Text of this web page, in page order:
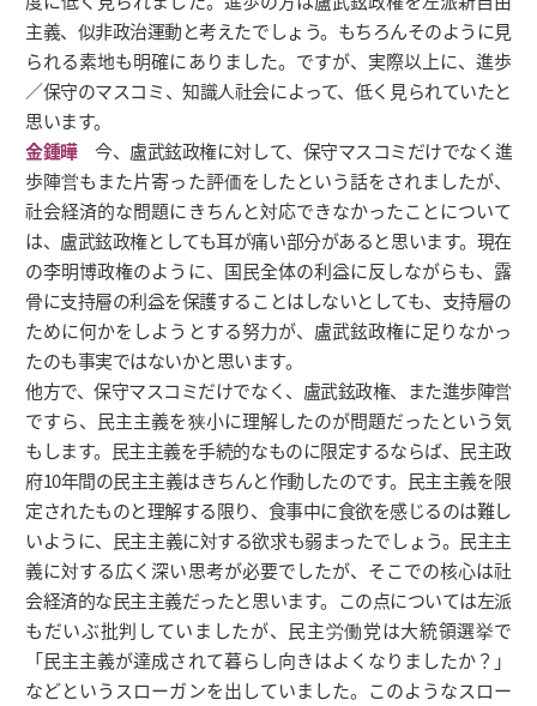
主義、似非政治運動と考えたでしょう。もちろんそのように見
られる素地も明確にありました。ですが、実際以上に、進歩
／保守のマスコミ、知識人社会によって、低く見られていたと
思います。
金鍾曄今、盧武鉉政権に対して、保守マスコミだけでなく進
歩陣営もまた片寄った評価をしたという話をされましたが、
社会経済的な問題にきちんと対応できなかったことについて
は、盧武鉉政権としても耳が痛い部分があると思います。現在
の李明博政権のように、国民全体の利益に反しながらも、露
骨に支持層の利益を保護することはしないとしても、支持層の
ために何かをしようとする努力が、盧武鉉政権に足りなかっ
たのも事実ではないかと思います。
他方で、保守マスコミだけでなく、盧武鉉政権、また進歩陣営
ですら、民主主義を狭小に理解したのが問題だったという気
もします。民主主義を手続的なものに限定するならば、民主政
府10年間の民主主義はきちんと作動したのです。民主主義を限
定されたものと理解する限り、食事中に食欲を感じるのは難し
いように、民主主義に対する欲求も弱まったでしょう。民主主
義に対する広く深い思考が必要でしたが、そこでの核心は社
会経済的な民主主義だったと思います。この点については左派
もだいぶ批判していましたが、民主労働党は大統領選挙で
「民主主義が達成されて暮らし向きはよくなりましたか？」
などというスローガンを出していました。このようなスロー